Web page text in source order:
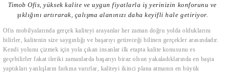
Timob Ofis, yüksek kalite ve uygun fiyatlarla iş yerinizin konforunu ve
şıklığını artırarak, çalışma alanınızı daha keyifli hale getiriyor.
Ofis mobilyalarında gerçek kaliteyi arayanlar her zaman doğru yolda olduklarını
bilirler, kalitenin size saygınlığı ve başarıyı getireceği bilinen gerçekler arasındadır.
Kendi yolunu çizmek için yola çıkan insanlar ilk etapta kalite konusunu es
geçebilirler fakat ileriki zamanlarda başarıyı biraz olsun yakaladıklarında en başta
yaptıkları yanlışların farkına varırlar, kaliteyi ikinci plana atmanın en büyük